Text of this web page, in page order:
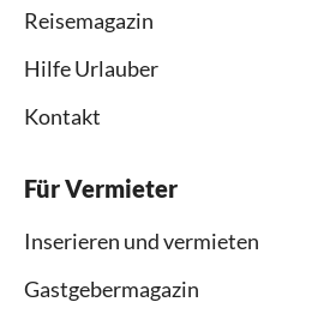
Reisemagazin
Hilfe Urlauber
Kontakt
Für Vermieter
Inserieren und vermieten
Gastgebermagazin